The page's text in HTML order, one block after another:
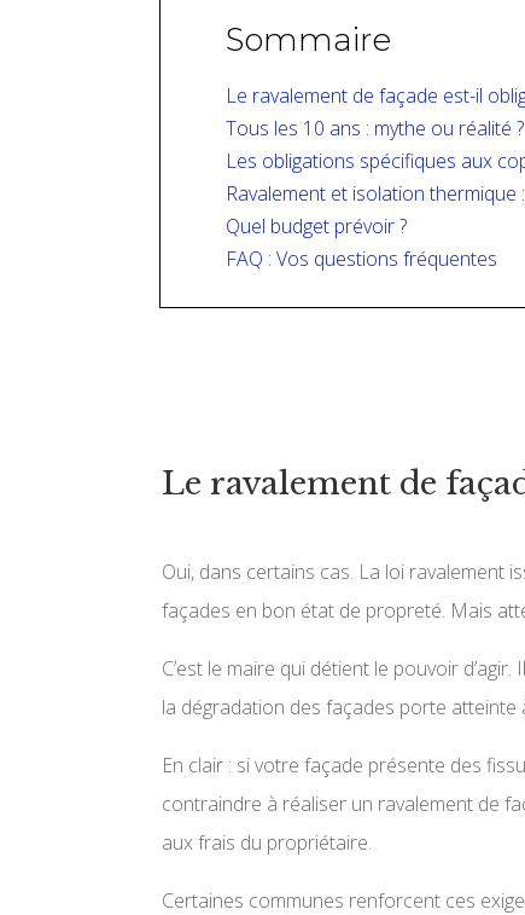
Sommaire
Le ravalement de façade est-il
Tous les 10 ans : mythe ou réalité ?
Les obligations spécifiques aux
Ravalement et isolation
Quel budget prévoir ?
FAQ : Vos questions fréquentes
Le ravalement de
Oui, dans certains cas. La loi ravalement
façades en bon état de propreté. Mais
C’est le maire qui détient le pouvoir
la dégradation des façades porte atteinte
En clair : si votre façade présente des
contraindre à réaliser un ravalement de
aux frais du propriétaire.
Certaines communes renforcent ces